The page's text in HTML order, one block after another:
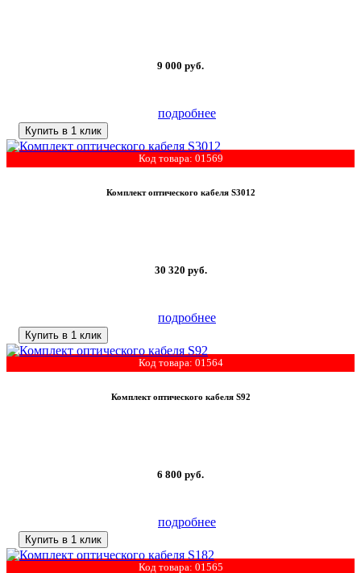
9 000 руб.
подробнее
Купить в 1 клик
Код товара: 01569
Комплект оптического кабеля S3012
30 320 руб.
подробнее
Купить в 1 клик
Код товара: 01564
Комплект оптического кабеля S92
6 800 руб.
подробнее
Купить в 1 клик
Код товара: 01565